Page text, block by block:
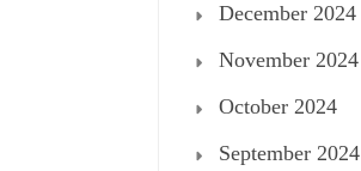
December 2024
November 2024
October 2024
September 2024